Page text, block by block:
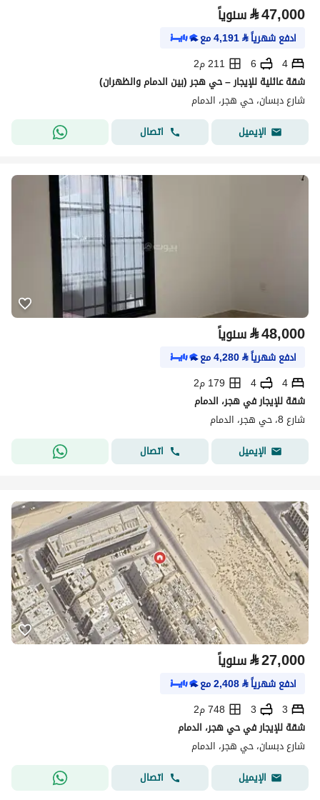
⃁47,000 سنوياً
ادفع شهرياً⃁
4,191مع
4
6
211 م2
شقة عائلية للإيجار – حي هجر (بين الدمام والظهران)
شارع دبسان، حي هجر، الدمام
الإيميل
اتصال
⃁48,000 سنوياً
ادفع شهرياً⃁
4,280مع
4
4
179 م2
شقة للإيجار في هجر، الدمام
شارع 8، حي هجر، الدمام
الإيميل
اتصال
⃁27,000 سنوياً
ادفع شهرياً⃁
2,408مع
3
3
748 م2
شقة للإيجار في حي هجر، الدمام
شارع دبسان، حي هجر، الدمام
الإيميل
اتصال